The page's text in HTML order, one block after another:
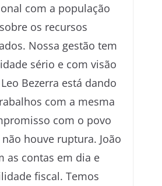
com a população
os recursos
Nossa gestão tem
sério e com visão
Bezerra está dando
com a mesma
com o povo
não houve ruptura. João
as contas em dia e
fiscal. Temos